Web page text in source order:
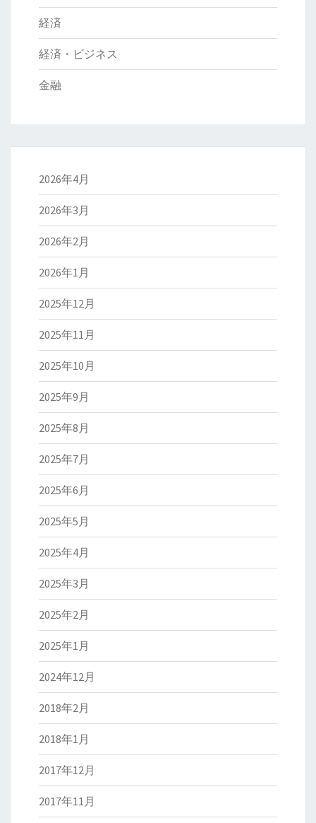
経済
経済・ビジネス
金融
2026年4月
2026年3月
2026年2月
2026年1月
2025年12月
2025年11月
2025年10月
2025年9月
2025年8月
2025年7月
2025年6月
2025年5月
2025年4月
2025年3月
2025年2月
2025年1月
2024年12月
2018年2月
2018年1月
2017年12月
2017年11月